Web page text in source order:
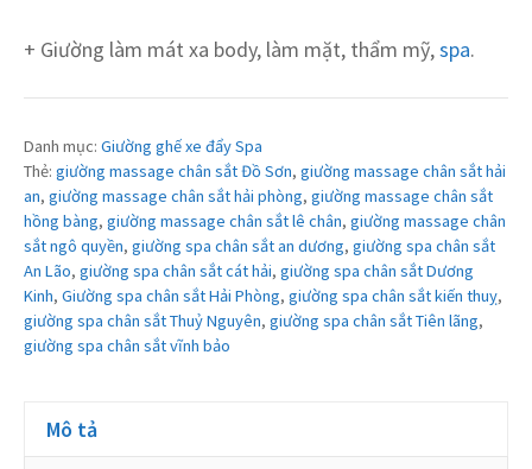
+ Giường làm mát xa body, làm mặt, thẩm mỹ,spa.
Danh mục: Giường ghế xe đẩy Spa
Thẻ: giường massage chân sắt Đồ Sơn, giường massage chân sắt hải
an, giường massage chân sắt hải phòng, giường massage chân sắt
hồng bàng, giường massage chân sắt lê chân, giường massage chân
sắt ngô quyền, giường spa chân sắt an dương, giường spa chân sắt
An Lão, giường spa chân sắt cát hải, giường spa chân sắt Dương
Kinh, Giường spa chân sắt Hải Phòng, giường spa chân sắt kiến thuỵ,
giường spa chân sắt Thuỷ Nguyên, giường spa chân sắt Tiên lãng,
giường spa chân sắt vĩnh bảo
Mô tả